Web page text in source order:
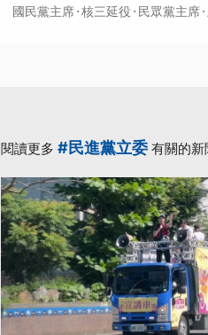
國民黨主席·核三延役 · 民眾黨主席·
閱讀更多 #民進黨立委 有關的新